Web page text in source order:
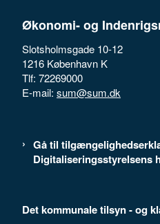
Økonomi- og
Slotsholmsgade 10-12
1216 København K
Tlf: 72269000
E-mail: sum@sum.dk
Gå til
Digitaliseringsstyrelsens
Det kommunale tilsyn - og